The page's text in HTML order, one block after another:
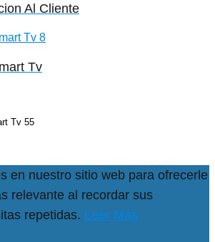
Al Cliente
Tv
Tv 55
en nuestro sitio web para ofrecerle
relevante al recordar sus
repetidas. Leer Más